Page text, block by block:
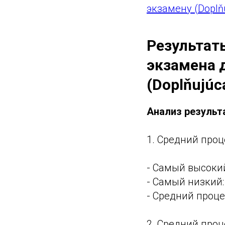
экзамену
экзамена
Анализ
1. Средний
- Самый
- Самый низкий:
- Средний